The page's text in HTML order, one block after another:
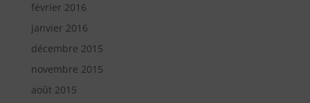
février 2016
janvier 2016
décembre 2015
novembre 2015
août 2015